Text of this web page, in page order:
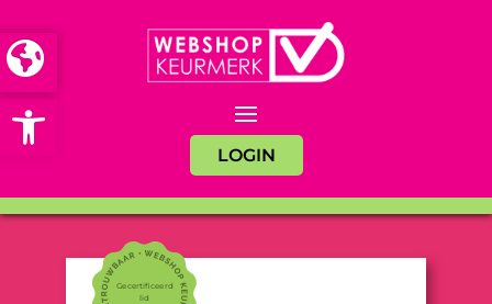
Open toolbar
LOGIN
Gecertificeerd
lid